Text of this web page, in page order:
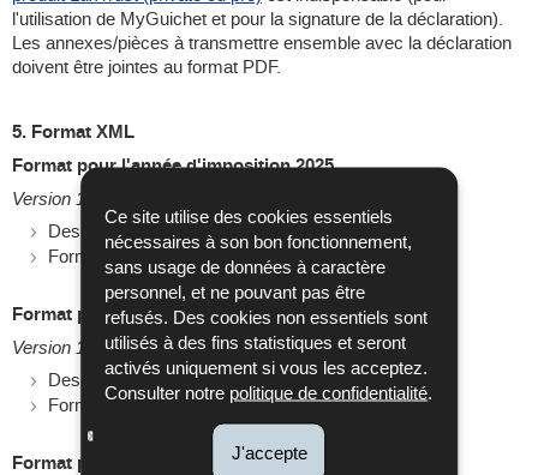
Ce site utilise des cookies essentiels
nécessaires à son bon fonctionnement,
sans usage de données à caractère
personnel, et ne pouvant pas être
refusés. Des cookies non essentiels sont
utilisés à des fins statistiques et seront
activés uniquement si vous les acceptez.
Consulter notre politique de confidentialité
J'accepte
l'utilisation de MyGuichet et pour la signature de la déclaration).
Les annexes/pièces à transmettre ensemble avec la déclaration
doivent être jointes au format PDF.
5. Format XML
Format pour l'année d'imposition 2025
Version 1.01 du 17/06/2026
Descriptif du format XSD : fichier PDF
Format XSD :
fichier ZIP
Format pour l'année d'imposition 2024
Version 1.03 du 22/06/2026
Descriptif du format XSD : fichier PDF
Format XSD :fichier ZIP
Format pour l'année d'imposition 2023